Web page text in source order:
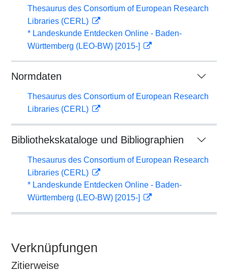
Thesaurus des Consortium of European Research
Libraries (CERL)
* Landeskunde Entdecken Online - Baden-
Württemberg (LEO-BW) [2015-]
Normdaten
Thesaurus des Consortium of European Research
Libraries (CERL)
Bibliothekskataloge und Bibliographien
Thesaurus des Consortium of European Research
Libraries (CERL)
* Landeskunde Entdecken Online - Baden-
Württemberg (LEO-BW) [2015-]
Verknüpfungen
Zitierweise